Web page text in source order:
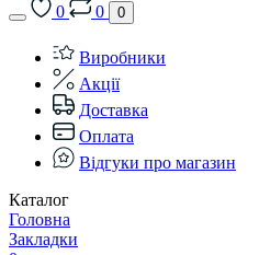
0
0 0
Виробники
Акції
Доставка
Оплата
Відгуки про магазин
Каталог
Головна
Закладки